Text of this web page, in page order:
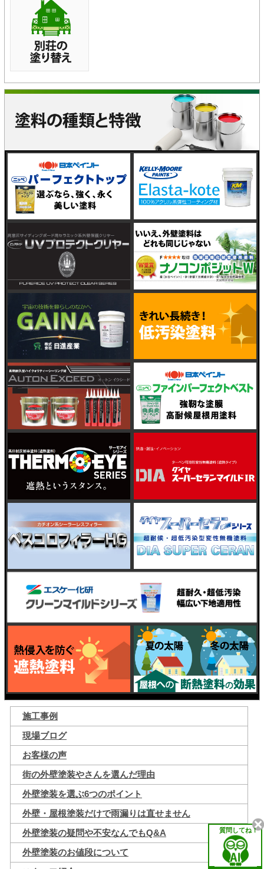
施工事例
現場ブログ
お客様の声
街の外壁塗装やさんを選んだ理由
外壁塗装を選ぶ6つのポイント
外壁・屋根塗装だけで雨漏りは直せません
外壁塗装の疑問や不安なんでもQ&A
外壁塗装のお値段について
質問してね！